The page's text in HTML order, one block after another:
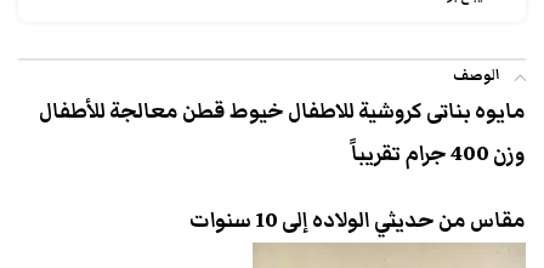
الوصف
مايوه بناتى كروشية للاطفال خيوط قطن معالجة للأطفال
وزن 400 جرام تقريباً
مقاس من حديثي الولاده إلى 10 سنوات